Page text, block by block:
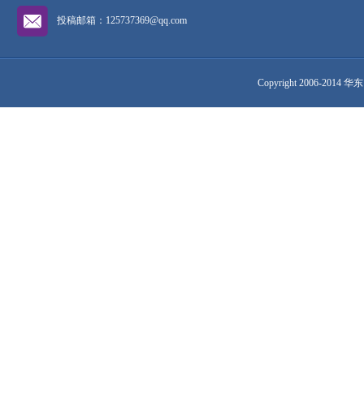
投稿邮箱：125737369@qq.com
Copyright 2006-2014 华